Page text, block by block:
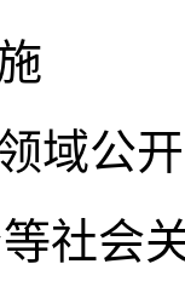
域公开
社会